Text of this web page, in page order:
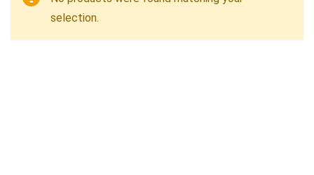
selection.